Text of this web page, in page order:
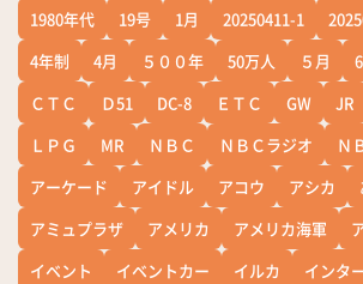
1980年代
19号 1月 20250411-1
4年制
4月 ５００年 50万人 ５月
ＣＴＣ
Ｄ51 DC-8 ＥＴＣ GW JR
ＬＰＧ
MR ＮＢＣ ＮＢＣラジオ Ｎ
アーケード
アイドル アコウ アシカ
アミュプラザ
アメリカ アメリカ海軍
イベント
イベントカー イルカ インタ